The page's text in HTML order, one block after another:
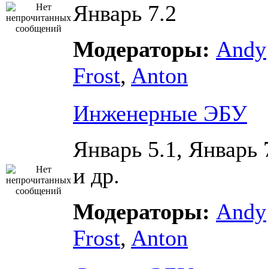
Январь 7.2
Модераторы: Andy
Frost, Anton
Инженерные ЭБУ
Январь 5.1, Январь
и др.
Модераторы: Andy
Frost, Anton